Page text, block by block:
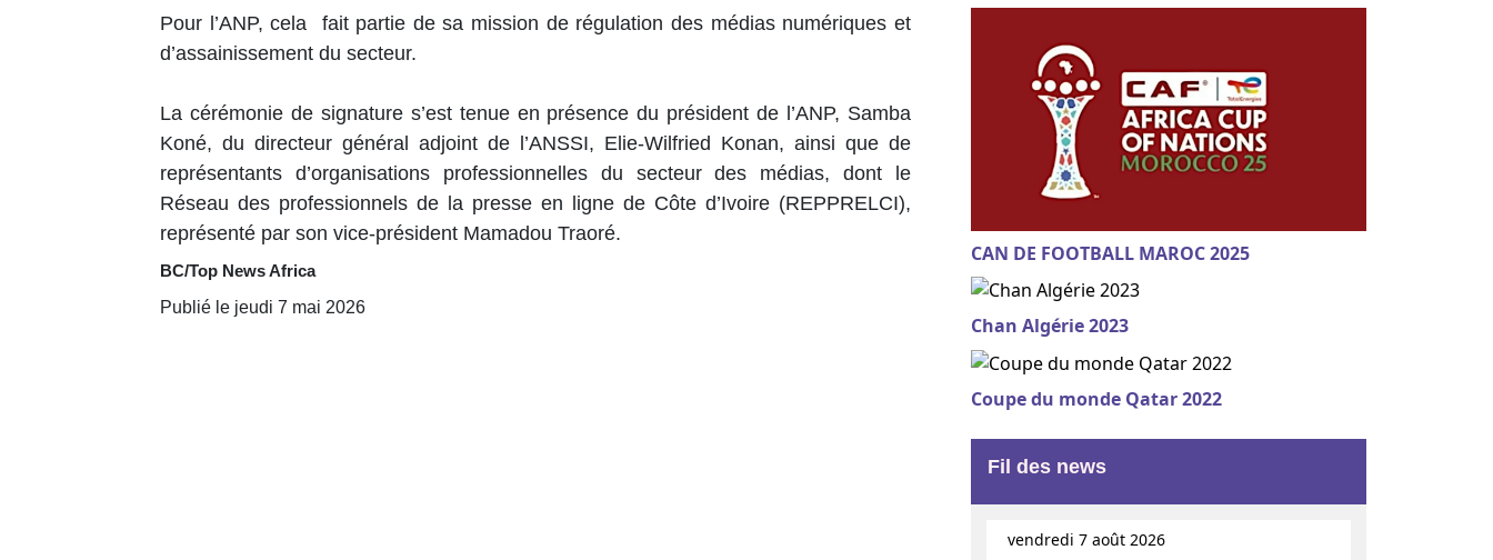
Pour l’ANP, cela fait partie de sa mission de régulation des médias numériques et
d’assainissement du secteur.
La cérémonie de signature s’est tenue en présence du président de l’ANP, Samba
Koné, du directeur général adjoint de l’ANSSI, Elie-Wilfried Konan, ainsi que de
représentants d’organisations professionnelles du secteur des médias, dont le
Réseau des professionnels de la presse en ligne de Côte d’Ivoire (REPPRELCI),
représenté par son vice-président Mamadou Traoré.
BC/Top News Africa
Publié le jeudi 7 mai 2026
CAN DE FOOTBALL MAROC 2025
Chan Algérie 2023
Coupe du monde Qatar 2022
Fil des news
vendredi 7 août 2026